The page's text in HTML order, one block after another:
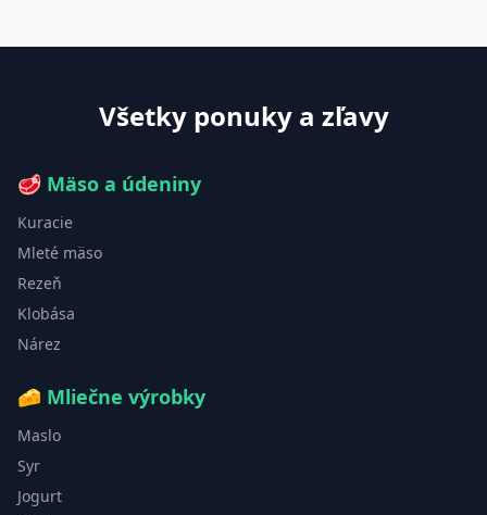
Všetky ponuky a zľavy
🥩 Mäso a údeniny
Kuracie
Mleté mäso
Rezeň
Klobása
Nárez
🧀 Mliečne výrobky
Maslo
Syr
Jogurt